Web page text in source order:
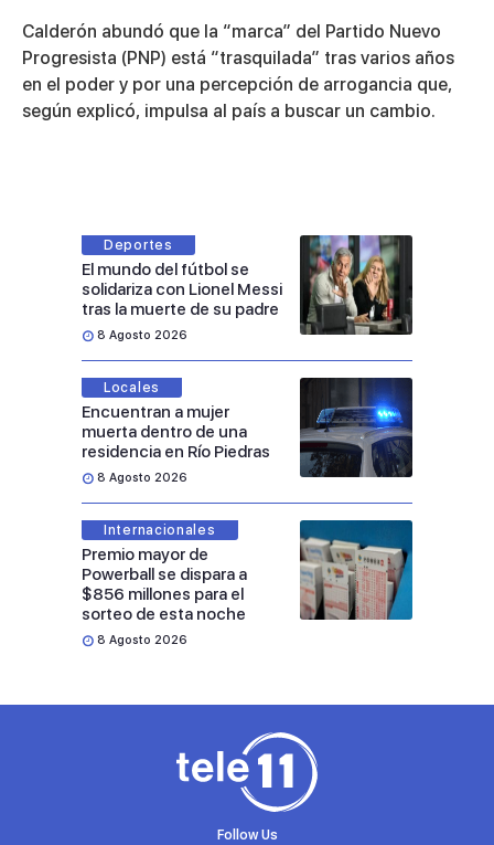
Calderón abundó que la “marca” del Partido Nuevo
Progresista (PNP) está “trasquilada” tras varios años
en el poder y por una percepción de arrogancia que,
según explicó, impulsa al país a buscar un cambio.
Deportes
El mundo del fútbol se
solidariza con Lionel Messi
tras la muerte de su padre
8 Agosto 2026
Locales
Encuentran a mujer
muerta dentro de una
residencia en Río Piedras
8 Agosto 2026
Internacionales
Premio mayor de
Powerball se dispara a
$856 millones para el
sorteo de esta noche
8 Agosto 2026
Follow Us